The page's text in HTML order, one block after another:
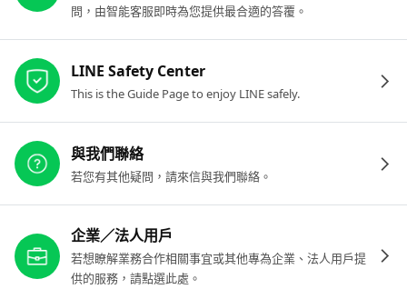
問，由智能客服即時為您提供最合適的答覆。
LINE Safety Center
This is the Guide Page to enjoy LINE safely.
與我們聯絡
若您有其他疑問，請來信與我們聯絡。
企業／法人用戶
若想瞭解業務合作相關事宜或其他專為企業、法人用戶提
供的服務，請點選此處。